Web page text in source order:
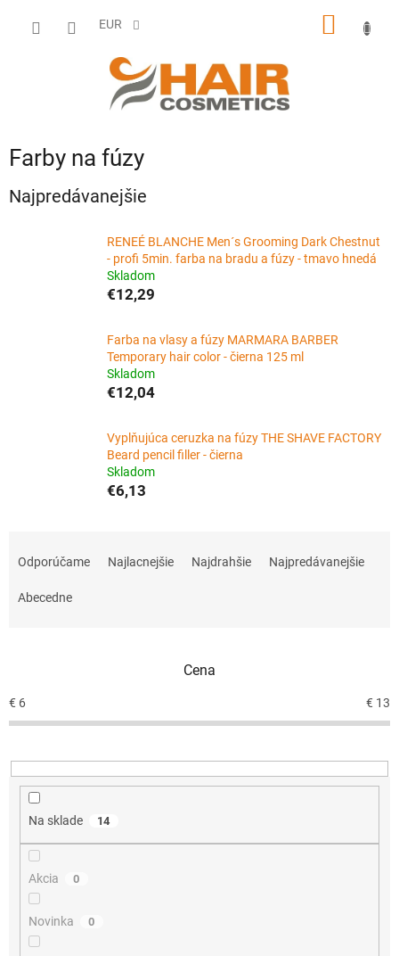
EUR
Farby na fúzy
Najpredávanejšie
RENEÉ BLANCHE Men´s Grooming Dark Chestnut
- profi 5min. farba na bradu a fúzy - tmavo hnedá
Skladom
€12,29
Farba na vlasy a fúzy MARMARA BARBER
Temporary hair color - čierna 125 ml
Skladom
€12,04
Vyplňujúca ceruzka na fúzy THE SHAVE FACTORY
Beard pencil filler - čierna
Skladom
€6,13
r
o
u
k
Odporúčame Najlacnejšie Najdrahšie Najpredávanejšie
Abecedne
Cena
€ 6 € 13
Na sklade 14
Akcia 0
Novinka 0